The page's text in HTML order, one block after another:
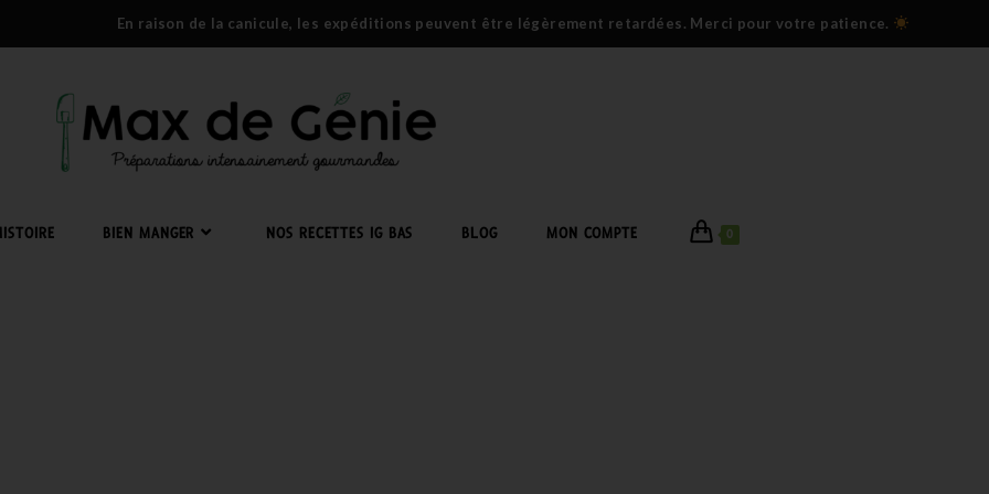
En raison de la canicule, les expéditions peuvent être légèrement retardées. Merci pour votre patience.
BIEN MANGER NOS RECETTES IG BAS BLOG MON COMPTE 0